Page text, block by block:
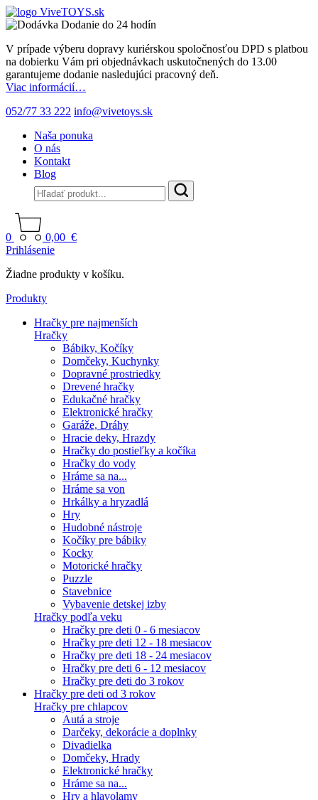
Dodanie do 24 hodín
V prípade výberu dopravy kuriérskou spoločnosťou DPD s platbou
na dobierku Vám pri objednávkach uskutočnených do 13.00
garantujeme dodanie nasledujúci pracovný deň.
Viac informácií…
052/77 33 222 info@vivetoys.sk
Naša ponuka
O nás
Kontakt
Blog
0 0,00 €
Prihlásenie
Žiadne produkty v košíku.
Produkty
Hračky pre najmenších
Hračky
Bábiky, Kočíky
Domčeky, Kuchynky
Dopravné prostriedky
Drevené hračky
Edukačné hračky
Elektronické hračky
Garáže, Dráhy
Hracie deky, Hrazdy
Hračky do postieľky a kočíka
Hračky do vody
Hráme sa na...
Hráme sa von
Hrkálky a hryzadlá
Hry
Hudobné nástroje
Kočíky pre bábiky
Kocky
Motorické hračky
Puzzle
Stavebnice
Vybavenie detskej izby
Hračky podľa veku
Hračky pre deti 0 - 6 mesiacov
Hračky pre deti 12 - 18 mesiacov
Hračky pre deti 18 - 24 mesiacov
Hračky pre deti 6 - 12 mesiacov
Hračky pre deti do 3 rokov
Hračky pre deti od 3 rokov
Hračky pre chlapcov
Autá a stroje
Darčeky, dekorácie a doplnky
Divadielka
Domčeky, Hrady
Elektronické hračky
Hráme sa na...
Hry a hlavolamy